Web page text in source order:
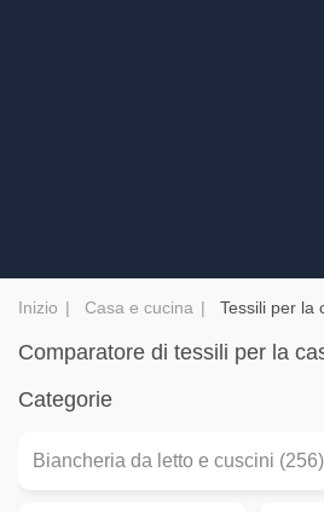
Inizio Casa e cucina Tessili per la
Comparatore di tessili per la
Categorie
Biancheria da letto e cuscini (256)